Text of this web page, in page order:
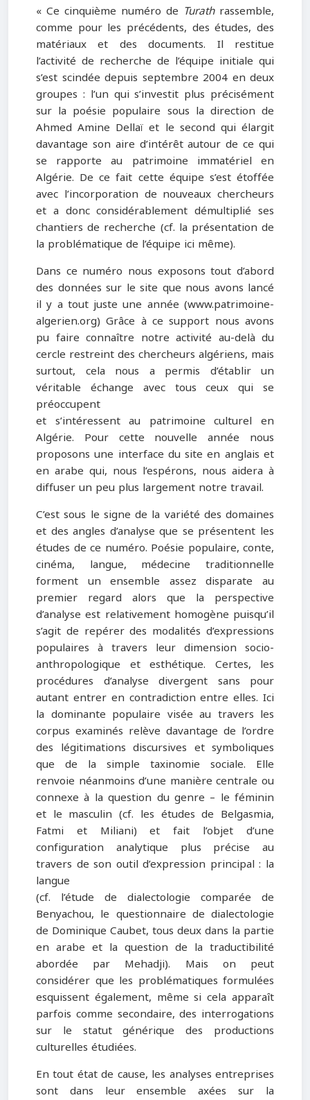
« Ce cinquième numéro de Turathrassemble,
comme pour les précédents, des études, des
matériaux et des documents. Il restitue
l’activité de recherche de l’équipe initiale qui
s’est scindée depuis septembre 2004 en deux
groupes : l’un qui s’investit plus précisément
sur la poésie populaire sous la direction de
Ahmed Amine Dellaï et le second qui élargit
davantage son aire d’intérêt autour de ce qui
se rapporte au patrimoine immatériel en
Algérie. De ce fait cette équipe s’est étoffée
avec l’incorporation de nouveaux chercheurs
et a donc considérablement démultiplié ses
chantiers de recherche (cf. la présentation de
la problématique de l’équipe ici même).
Dans ce numéro nous exposons tout d’abord
des données sur le site que nous avons lancé
il y a tout juste une année (www.patrimoine-
algerien.org) Grâce à ce support nous avons
pu faire connaître notre activité au-delà du
cercle restreint des chercheurs algériens, mais
surtout, cela nous a permis d’établir un
véritable échange avec tous ceux qui se
préoccupent
et s’intéressent au patrimoine culturel en
Algérie. Pour cette nouvelle année nous
proposons une interface du site en anglais et
en arabe qui, nous l’espérons, nous aidera à
diffuser un peu plus largement notre travail.
C’est sous le signe de la variété des domaines
et des angles d’analyse que se présentent les
études de ce numéro. Poésie populaire, conte,
cinéma, langue, médecine traditionnelle
forment un ensemble assez disparate au
premier regard alors que la perspective
d’analyse est relativement homogène puisqu’il
s’agit de repérer des modalités d’expressions
populaires à travers leur dimension socio-
anthropologique et esthétique. Certes, les
procédures d’analyse divergent sans pour
autant entrer en contradiction entre elles. Ici
la dominante populaire visée au travers les
corpus examinés relève davantage de l’ordre
des légitimations discursives et symboliques
que de la simple taxinomie sociale. Elle
renvoie néanmoins d’une manière centrale ou
connexe à la question du genre – le féminin
et le masculin (cf. les études de Belgasmia,
Fatmi et Miliani) et fait l’objet d’une
configuration analytique plus précise au
travers de son outil d’expression principal : la
langue
(cf. l’étude de dialectologie comparée de
Benyachou, le questionnaire de dialectologie
de Dominique Caubet, tous deux dans la partie
en arabe et la question de la traductibilité
abordée par Mehadji). Mais on peut
considérer que les problématiques formulées
esquissent également, même si cela apparaît
parfois comme secondaire, des interrogations
sur le statut générique des productions
culturelles étudiées.
En tout état de cause, les analyses entreprises
sont dans leur ensemble axées sur la